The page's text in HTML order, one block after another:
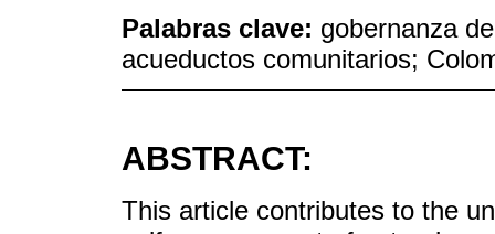
Palabras clave: gobernanza
acueductos comunitarios;
ABSTRACT:
This article contributes to the